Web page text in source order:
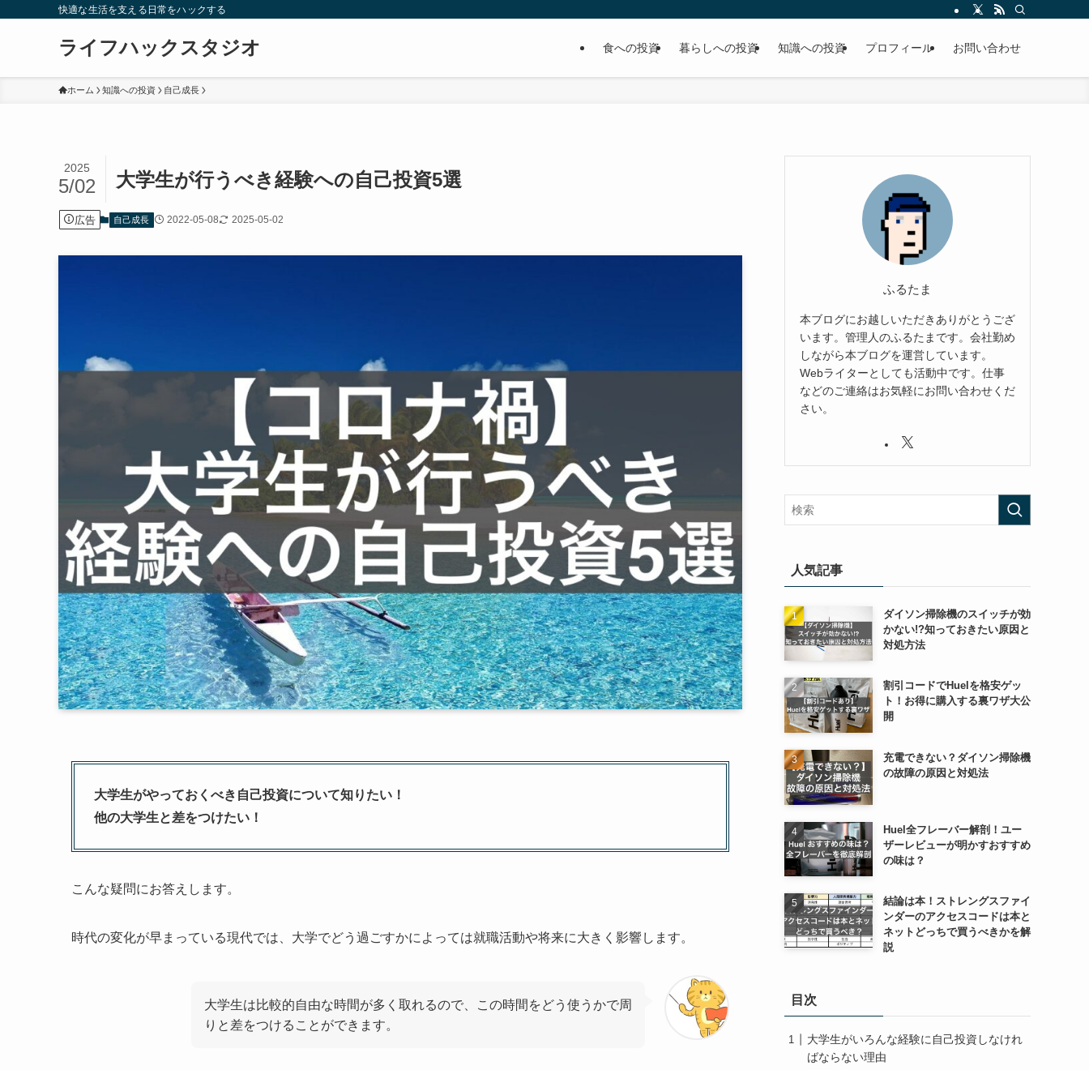
快適な生活を支える日常をハックする
ライフハックスタジオ 食への投資 暮らしへの投資 知識への投資 プロフィール お問い合わせ
ホーム 知識への投資 自己成長
大学生が行うべき経験への自己投資5選
2025
5/02
広告 自己成長 2022-05-08 2025-05-02
大学生がやっておくべき自己投資について知りたい！
他の大学生と差をつけたい！
こんな疑問にお答えします。
時代の変化が早まっている現代では、大学でどう過ごすかによっては就職活動や将来に大きく影響します。
大学生は比較的自由な時間が多く取れるので、この時間をどう使うかで周
りと差をつけることができます。
ふるたま
本ブログにお越しいただきありがとうござ
います。管理人のふるたまです。会社勤め
しながら本ブログを運営しています。
Webライターとしても活動中です。仕事
などのご連絡はお気軽にお問い合わせくだ
さい。
人気記事
ダイソン掃除機のスイッチが効
かない!?知っておきたい原因と
対処方法
割引コードでHuelを格安ゲッ
ト！お得に購入する裏ワザ大公
開
充電できない？ダイソン掃除機
の故障の原因と対処法
Huel全フレーバー解剖！ユー
ザーレビューが明かすおすすめ
の味は？
結論は本！ストレングスファイ
ンダーのアクセスコードは本と
ネットどっちで買うべきかを解
説
目次
大学生がいろんな経験に自己投資しなけれ
ばならない理由